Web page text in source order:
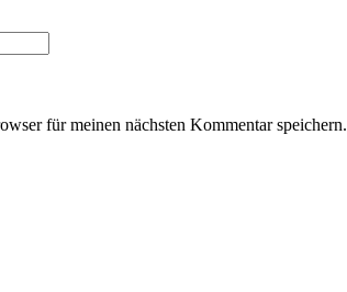
für meinen nächsten Kommentar speichern.